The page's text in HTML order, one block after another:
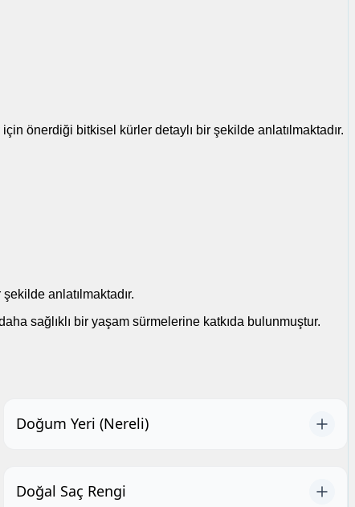
önerdiği bitkisel kürler detaylı bir şekilde anlatılmaktadır.
anlatılmaktadır.
sağlıklı bir yaşam sürmelerine katkıda bulunmuştur.
Doğum Yeri (Nereli)
Doğal Saç Rengi